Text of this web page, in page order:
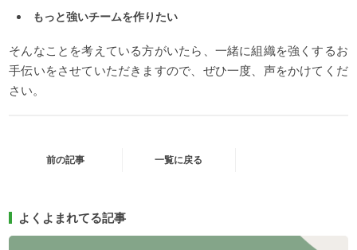
もっと強いチームを作りたい
そんなことを考えている方がいたら、一緒に組織を強くするお
手伝いをさせていただきますので、ぜひ一度、声をかけてくだ
さい。
前の記事 一覧に戻る
よくよまれてる記事